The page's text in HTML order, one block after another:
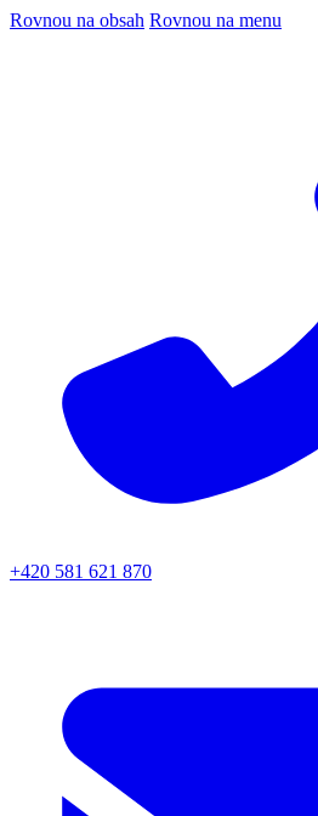
Rovnou na obsah Rovnou na menu
+420 581 621 870